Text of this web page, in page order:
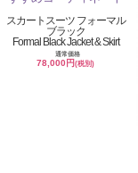
スカートスーツ フォーマル
ブラック
Formal Black Jacket & Skirt
通常価格
78,000円(税別)